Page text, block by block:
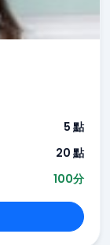
5 點
20 點
100分